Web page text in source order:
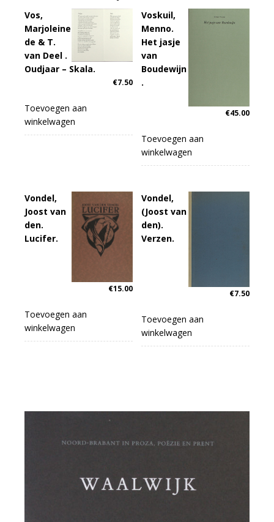
Vos,
Marjoleine
de & T.
van Deel .
Oudjaar – Skala.
€7.50
Toevoegen aan
winkelwagen
Voskuil,
Menno.
Het jasje
van
Boudewijn
.
€45.00
Toevoegen aan
winkelwagen
Vondel,
Joost van
den.
Lucifer.
€15.00
Toevoegen aan
winkelwagen
Vondel,
(Joost van
den).
Verzen.
€7.50
Toevoegen aan
winkelwagen